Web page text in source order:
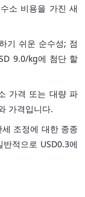
소 비용을 가진 새
기 쉬운 순수성; 점
9.0/kg에 첨단 할
가격 또는 대량 파
가격입니다.
조정에 대한 종종
적으로 USD0.3에